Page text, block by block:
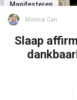
Manifesteren
Monica Can
Slaap